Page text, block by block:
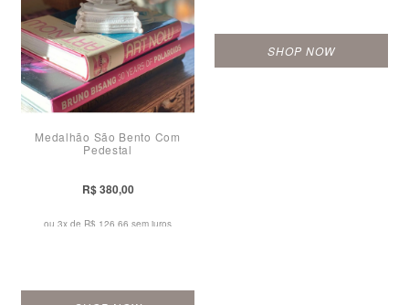
Medalhão São Bento Com
Pedestal
R$ 380,00
ou 3x de R$ 126,66 sem juros
SHOP NOW